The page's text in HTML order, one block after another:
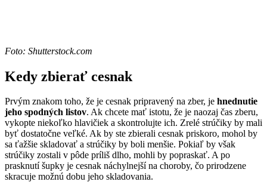
Foto: Shutterstock.com
Kedy zbierať cesnak
Prvým znakom toho, že je cesnak pripravený na zber, je hnednutie
jeho spodných listov. Ak chcete mať istotu, že je naozaj čas zberu,
vykopte niekoľko hlavičiek a skontrolujte ich. Zrelé strúčiky by mali
byť dostatočne veľké. Ak by ste zbierali cesnak priskoro, mohol by
sa ťažšie skladovať a strúčiky by boli menšie. Pokiaľ by však
strúčiky zostali v pôde príliš dlho, mohli by popraskať. A po
prasknutí šupky je cesnak náchylnejší na choroby, čo prirodzene
skracuje možnú dobu jeho skladovania.